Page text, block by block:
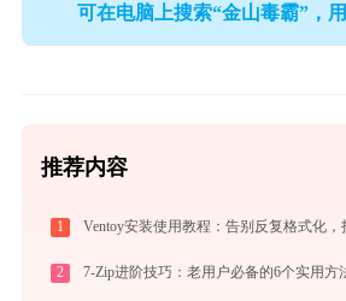
可在电脑上搜索“金山毒霸”，
推荐内容
1
2 7-Zip进阶技巧：老用户必备的6个实用方